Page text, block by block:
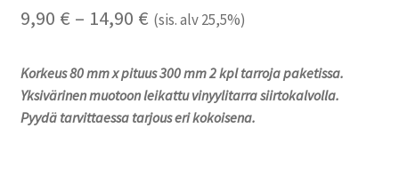
Toimitusehdot
Kassa
9,90 € – 14,90 €Hintaluokka:
-
14,90 €
(sis. alv 25,5%)
Korkeus 80 mm x pituus 300 mm 2 kpl tarroja paketissa.
Yksivärinen muotoon leikattu vinyylitarra siirtokalvolla.
Pyydä tarvittaessa tarjous eri kokoisena.